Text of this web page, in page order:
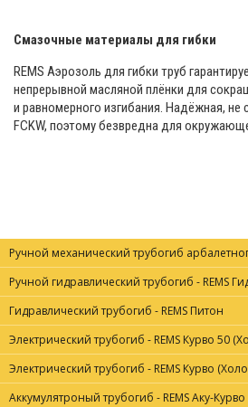
Смазочные материалы для гибки
REMS Аэрозоль для гибки труб
непрерывной масляной плёнки для
и равномерного изгибания. Надёжная,
FCKW, поэтому безвредна для
Ручной механический трубогиб
Ручной гидравлический трубогиб - REMS
Гидравлический трубогиб - REMS Питон
Электрический трубогиб - REMS Курво 50
Электрический трубогиб - REMS Курво
Аккумулятроный трубогиб - REMS Аку-